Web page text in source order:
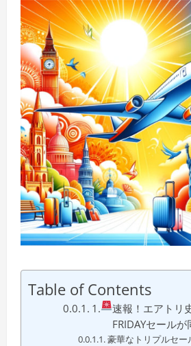
Table of Contents
1.
速報！エアトリ
FRIDAYセールが
豪華なトリプルセー